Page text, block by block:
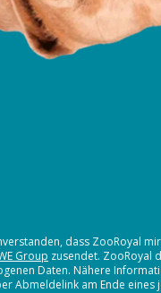
dass ZooRoyal
Group zusendet. ZooRoyal
Daten. Nähere
Abmeldelink am Ende eines